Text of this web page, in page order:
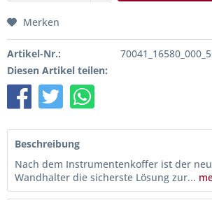
Merken
Artikel-Nr.:
Diesen Artikel teilen:
Beschreibung
Nach dem Instrumentenkoffer ist der
Wandhalter die sicherste Lösung zur...